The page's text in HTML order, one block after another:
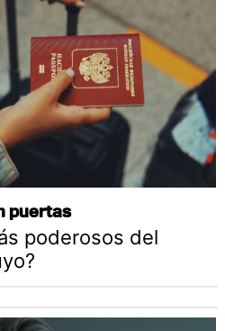
puertas
poderosos del